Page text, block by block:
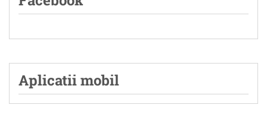
Aplicatii mobil